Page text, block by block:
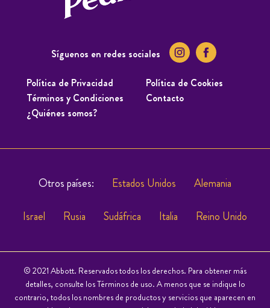
Política de Privacidad
Política de Cookies
Términos y Condiciones
Contacto
¿Quiénes somos?
Síguenos en redes sociales
Otros países: Estados Unidos Alemania
Israel Rusia Sudáfrica Italia Reino Unido
© 2021 Abbott. Reservados todos los derechos. Para obtener más
detalles, consulte los Términos de uso. A menos que se indique lo
contrario, todos los nombres de productos y servicios que aparecen en